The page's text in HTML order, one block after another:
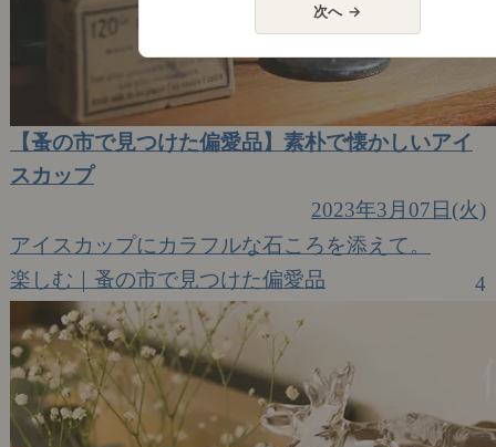
【蚤の市で見つけた偏愛品】素朴で懐かしいアイ
スカップ
2023年3月07日(火)
アイスカップにカラフルな石ころを添えて。
楽しむ｜蚤の市で見つけた偏愛品
4
次へ →